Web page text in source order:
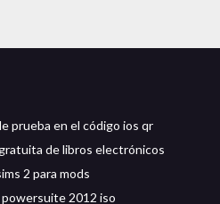
prueba en el código ios qr
de libros electrónicos
2 para mods
2012 iso